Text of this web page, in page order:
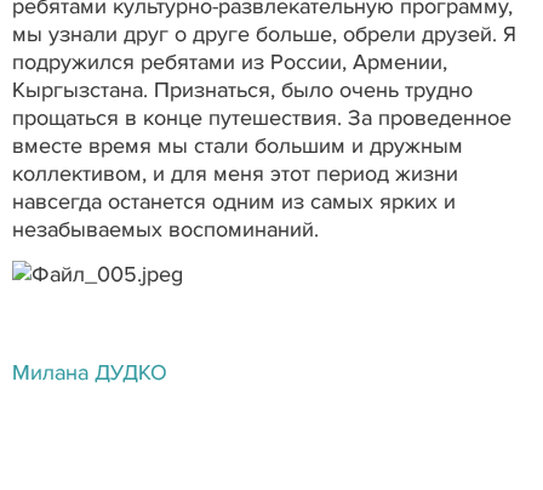
ребятами культурно-развлекательную программу,
мы узнали друг о друге больше, обрели друзей. Я
подружился ребятами из России, Армении,
Кыргызстана. Признаться, было очень трудно
прощаться в конце путешествия. За проведенное
вместе время мы стали большим и дружным
коллективом, и для меня этот период жизни
навсегда останется одним из самых ярких и
незабываемых воспоминаний.
Милана ДУДКО